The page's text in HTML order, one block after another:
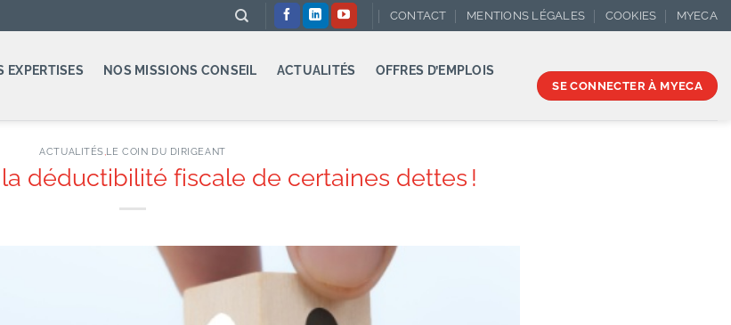
CONTACT MENTIONS LÉGALES COOKIES MYECA
EXPERTISES NOS MISSIONS CONSEIL ACTUALITÉS OFFRES D’EMPLOIS
SE CONNECTER À MYECA
ACTUALITÉS,LE COIN DU DIRIGEANT
déductibilité fiscale de certaines dettes !